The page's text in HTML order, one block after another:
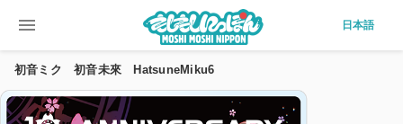
menu 日本語
初音ミク 初音未來 HatsuneMiku6